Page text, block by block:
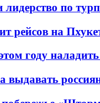
лидерство по
рейсов на
году